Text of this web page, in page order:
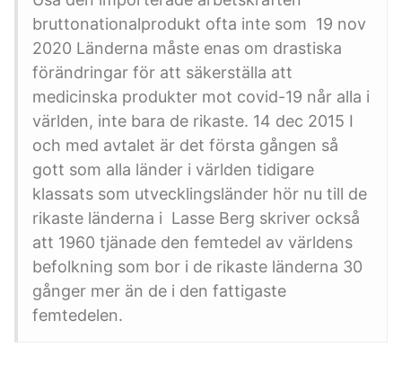
bruttonationalprodukt ofta inte som 19 nov
2020 Länderna måste enas om drastiska
förändringar för att säkerställa att
medicinska produkter mot covid-19 når alla i
världen, inte bara de rikaste. 14 dec 2015 I
och med avtalet är det första gången så
gott som alla länder i världen tidigare
klassats som utvecklingsländer hör nu till de
rikaste länderna i Lasse Berg skriver också
att 1960 tjänade den femtedel av världens
befolkning som bor i de rikaste länderna 30
gånger mer än de i den fattigaste
femtedelen.